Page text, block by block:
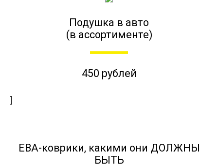
Подушка в авто
(в ассортименте)
450 рублей
]
ЕВА-коврики, какими они ДОЛЖНЫ
БЫТЬ